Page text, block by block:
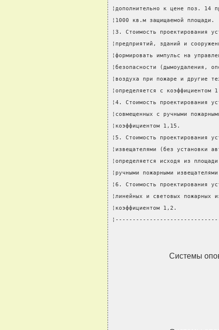
¦дополнительно к цене поз. 14
¦1000 кв.м защищаемой
¦3. Стоимость проектирования
¦предприятий, зданий и
¦формировать импульс на
¦безопасности (дымоудаления,
¦воздуха при пожаре и другие
¦определяется с
¦4. Стоимость проектирования
¦совмещенных с ручными
¦коэффициентом 1,15.
¦5. Стоимость проектирования
¦извещателями (без установки
¦определяется исходя из
¦ручными пожарными
¦6. Стоимость проектирования
¦линейных и световых
¦коэффициентом 1,2.
Системы